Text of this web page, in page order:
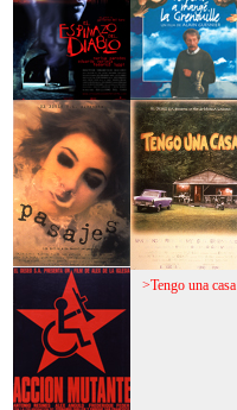
>El espinazo del
diablo
>A trabajar!
>Pasajes >Tengo una casa